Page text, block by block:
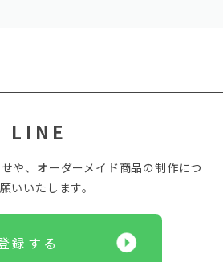
LINE
、オーダーメイド商品の制作につ
いいたします。
録する